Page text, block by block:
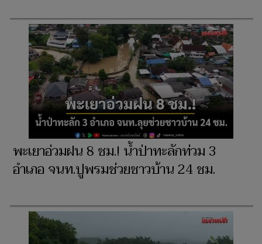
พะเยาอ่วมฝน 8 ชม.! น้ำป่าทะลักท่วม 3
อำเภอ จนท.ปูพรมช่วยชาวบ้าน 24 ชม.